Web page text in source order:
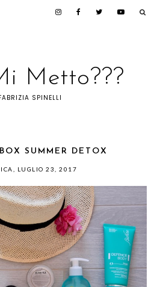
Metto???
SPINELLI
SUMMER DETOX
LUGLIO 23, 2017